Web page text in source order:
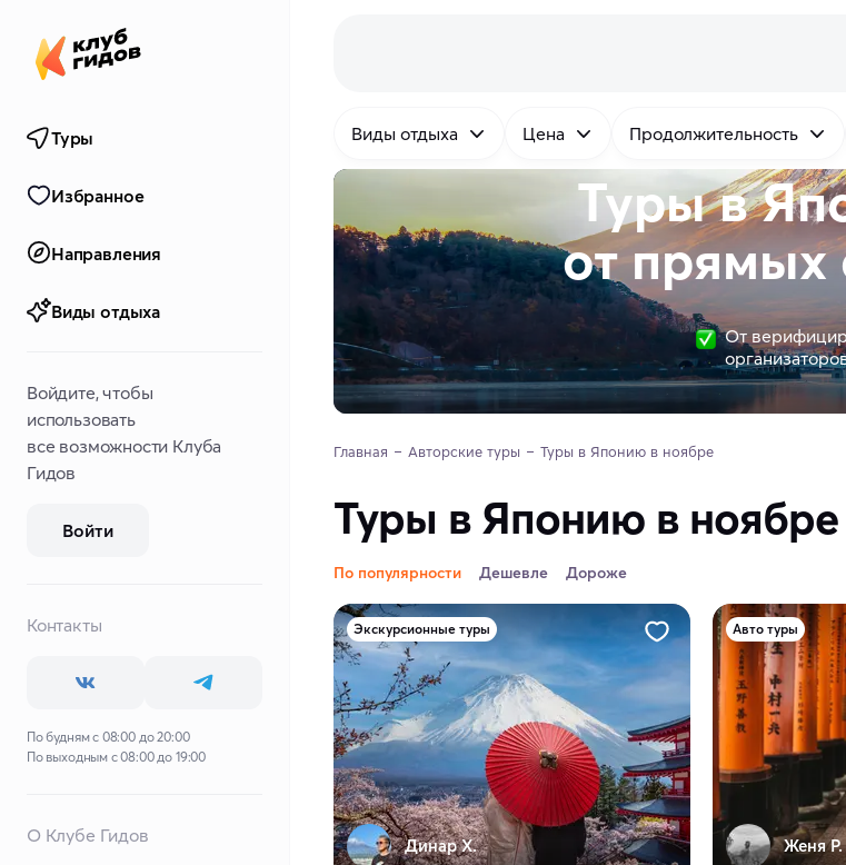
Туры
Избранное
Направления
Виды отдыха
Войдите, чтобы
использовать
все возможности Клуба
Гидов
Войти
Контакты
По будням с 08:00 до 20:00
По выходным с 08:00 до 19:00
О Клубе Гидов
Виды отдыха Цена Продолжительность
Туры в
отпрямых
От
Главная Авторские туры Туры в Японию в ноябре
Туры в Японию в ноябре
По популярности Дешевле Дороже
Экскурсионные туры
Динар Х.
Авто туры
Женя Р.